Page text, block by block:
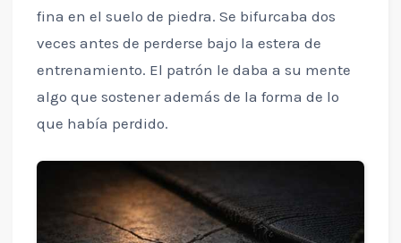
fina en el suelo de piedra. Se bifurcaba dos
veces antes de perderse bajo la estera de
entrenamiento. El patrón le daba a su mente
algo que sostener además de la forma de lo
que había perdido.